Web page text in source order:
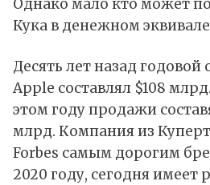
Однако мало кто может
Кука в денежном
Десять лет назад
Apple составлял $108
этом году продажи
млрд. Компания из
Forbes самым дорогим
2020 году, сегодня